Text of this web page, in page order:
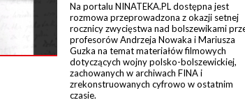
Na portalu NINATEKA.PL dostępna jest
rozmowa przeprowadzona z okazji setnej
rocznicy zwycięstwa nad bolszewikami
profesorów Andrzeja Nowaka i Mariusza
Guzka na temat materiałów filmowych
dotyczących wojny polsko-bolszewickiej,
zachowanych w archiwach FINA i
zrekonstruowanych cyfrowo w ostatnim
czasie.